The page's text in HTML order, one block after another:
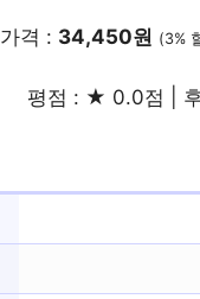
가격 : 34,450원 (3%
평점 : ★ 0.0점 |